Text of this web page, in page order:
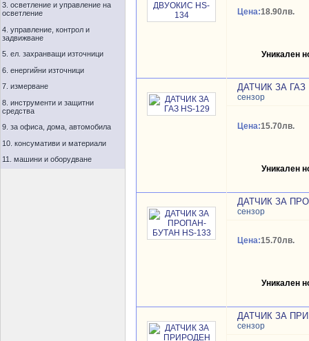
3. осветление и управление на
осветление
4. управление, контрол и
задвижване
5. ел. захранващи източници
6. енергийни източници
7. измерване
8. инструменти и защитни
средства
9. за офиса, дома, автомобила
10. консумативи и материали
11. машини и оборудване
Цена:18.90лв.
Уникален
ДАТЧИК ЗА ГАЗ
сензор
Цена:15.70лв.
Уникален
ДАТЧИК ЗА
сензор
Цена:15.70лв.
Уникален
ДАТЧИК ЗА
сензор